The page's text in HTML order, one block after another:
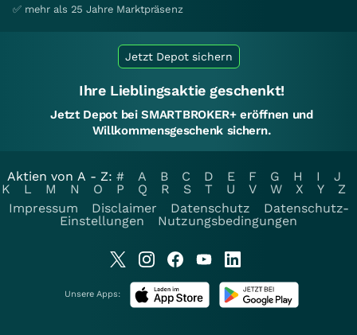
✅ mehr als 25 Jahre Marktpräsenz
Jetzt Depot sichern
Ihre Lieblingsaktie geschenkt!
Jetzt Depot bei SMARTBROKER+ eröffnen und
Willkommensgeschenk sichern.
Aktien von A - Z: # A B C D E F G H I
J
K
L M N O P Q R S T U V W X Y
Z
Impressum
Disclaimer Datenschutz
Datenschutz-
Einstellungen
Nutzungsbedingungen
Unsere Apps: